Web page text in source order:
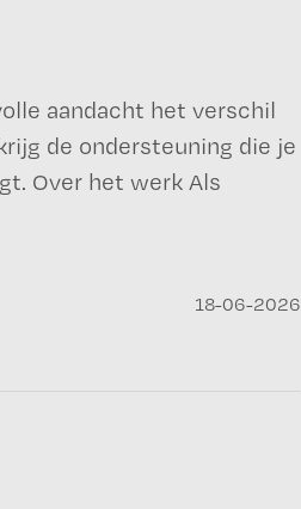
aandacht het verschil
de ondersteuning die je
Over het werk Als
18-06-2026